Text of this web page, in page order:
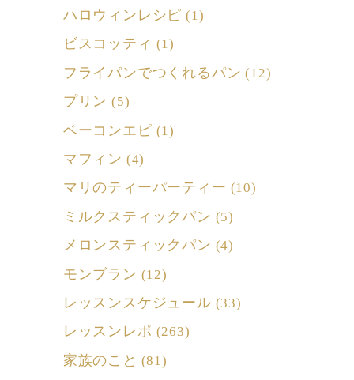
ハロウィンレシピ (1)
ビスコッティ (1)
フライパンでつくれるパン (12)
プリン (5)
ベーコンエピ (1)
マフィン (4)
マリのティーパーティー (10)
ミルクスティックパン (5)
メロンスティックパン (4)
モンブラン (12)
レッスンスケジュール (33)
レッスンレポ (263)
家族のこと (81)